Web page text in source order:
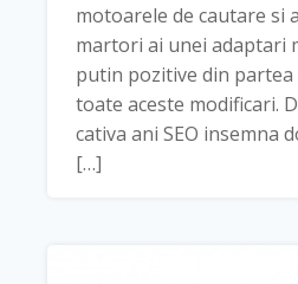
motoarele de cautare si
martori ai unei adaptari
putin pozitive din
toate aceste modificari.
cativa ani SEO insemna
[…]